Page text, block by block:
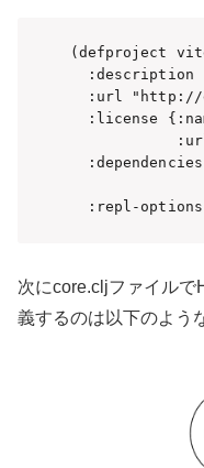
(defproject
:description
:url
:license
:repl-
次にcore.cljファイルで
義するのは以下のよう